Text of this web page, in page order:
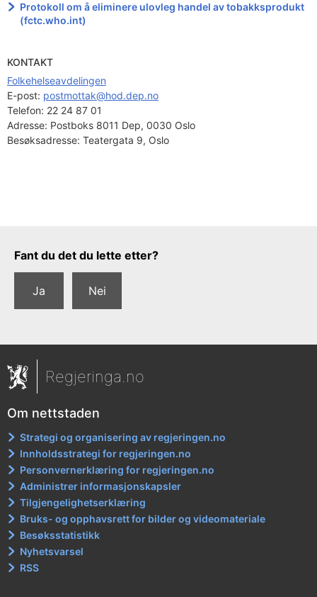
Protokoll om å eliminere ulovleg handel av tobakksprodukt
(fctc.who.int)
KONTAKT
Folkehelseavdelingen
E-post: postmottak@hod.dep.no
Telefon: 22 24 87 01
Adresse: Postboks 8011 Dep, 0030 Oslo
Besøksadresse: Teatergata 9, Oslo
Tilbakemeldingsskjema
Fant du det du lette etter?
Ja Nei
Regjeringa.no
Om nettstaden
Strategi og organisering av regjeringen.no
Innholdsstrategi for regjeringen.no
Personvernerklæring for regjeringen.no
Administrer informasjonskapsler
Tilgjengelighetserklæring
Bruks- og opphavsrett for bilder og videomateriale
Besøksstatistikk
Nyhetsvarsel
RSS